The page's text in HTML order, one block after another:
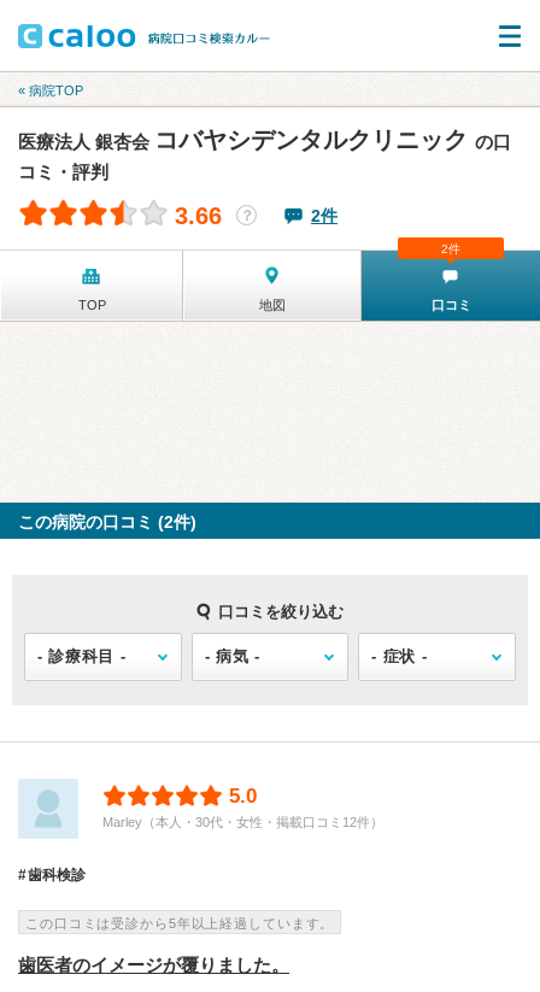
« 病院TOP
医療法人 銀杏会 コバヤシデンタルクリニック の口
コミ・評判
3.66 ？ 2件
TOP 地図 口コミ
2件
この病院の口コミ (2件)
口コミを絞り込む
5.0
Marley（本人・30代・女性・掲載口コミ12件）
歯科検診
この口コミは受診から5年以上経過しています。
歯医者のイメージが覆りました。